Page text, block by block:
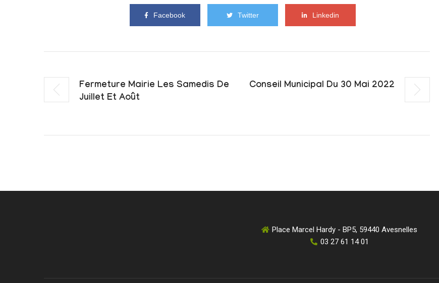
Facebook Twitter Linkedin
Fermeture Mairie Les Samedis De
Juillet Et Août
Conseil Municipal Du 30 Mai 2022
Place Marcel Hardy - BP5, 59440 Avesnelles
03 27 61 14 01